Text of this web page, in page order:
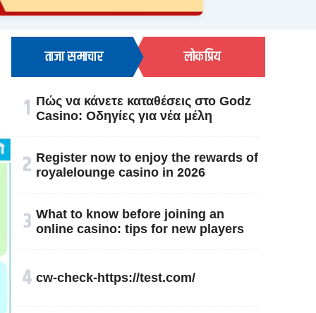
ताजा समाचार लोकप्रिय
१ Πώς να κάνετε καταθέσεις στο Godz
Casino: Οδηγίες για νέα μέλη
२ Register now to enjoy the rewards of
royalelounge casino in 2026
३ What to know before joining an
online casino: tips for new players
४ cw-check-https://test.com/